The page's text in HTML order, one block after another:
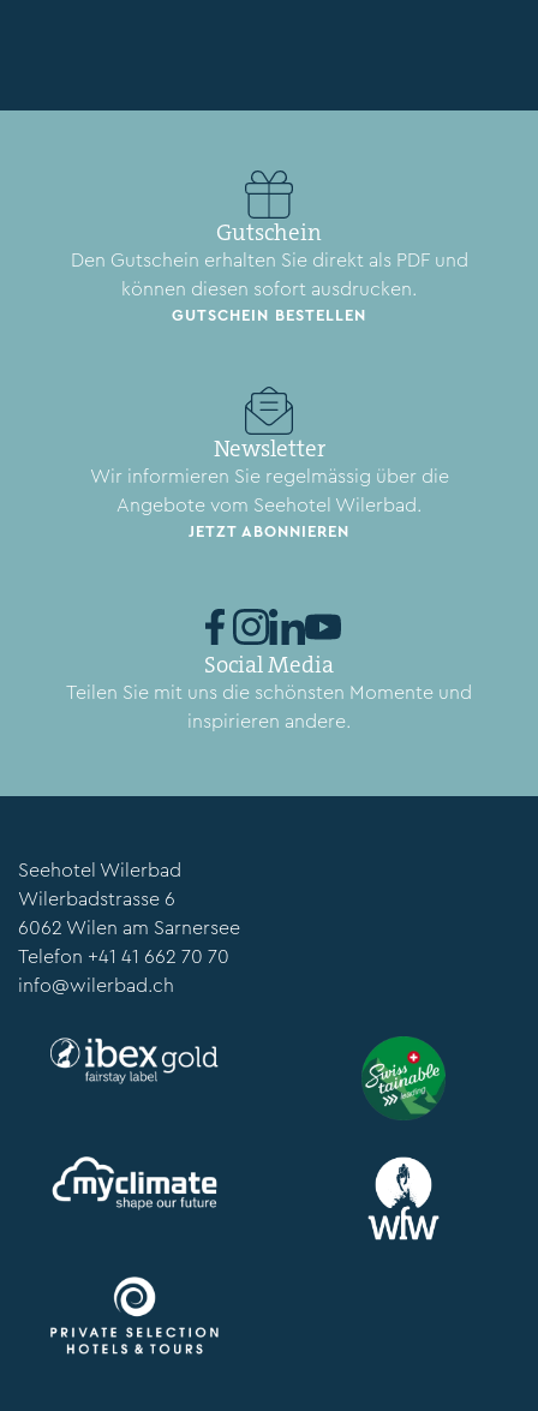
Gutschein
Den Gutschein erhalten Sie direkt als PDF und
können diesen sofort ausdrucken.
GUTSCHEIN BESTELLEN
Newsletter
Wir informieren Sie regelmässig über die
Angebote vom Seehotel Wilerbad.
JETZT ABONNIEREN
Social Media
Teilen Sie mit uns die schönsten Momente und
inspirieren andere.
Seehotel Wilerbad
Wilerbadstrasse 6
6062 Wilen am Sarnersee
Telefon +41 41 662 70 70
info@wilerbad.ch